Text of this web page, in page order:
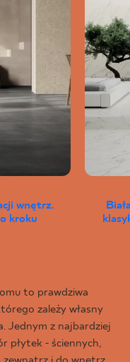
wnętrz.
kroku
to prawdziwa
zależy własny
Jednym z najbardziej
płytek - ściennych,